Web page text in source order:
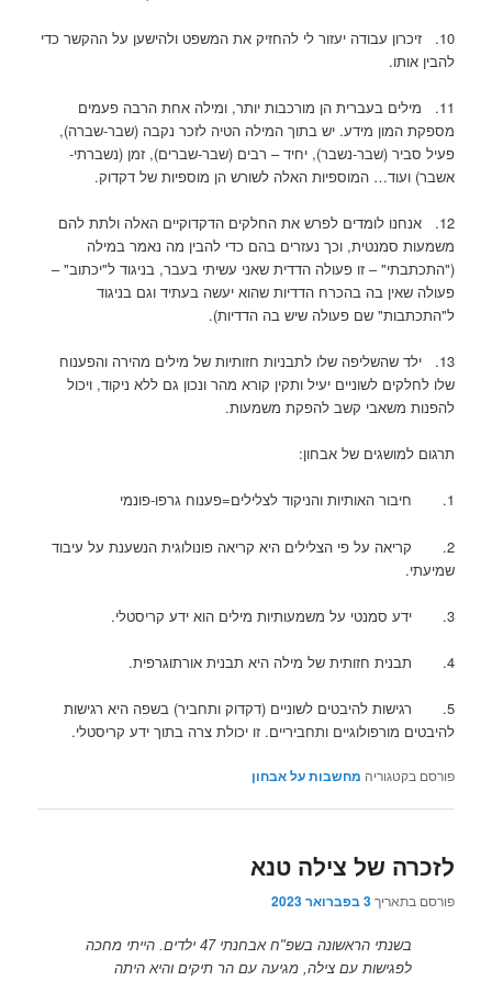
10. זיכרון עבודה יעזור לי להחזיק את המשפט ולהישען על ההקשר כדי
להבין אותו.
11. מילים בעברית הן מורכבות יותר, ומילה אחת הרבה פעמים
מספקת המון מידע. יש בתוך המילה הטיה לזכר נקבה (שבר-שברה),
פעיל סביר (שבר-נשבר), יחיד – רבים (שבר-שברים), זמן (נשברתי-
אשבר) ועוד… המוספיות האלה לשורש הן מוספיות של דקדוק.
12. אנחנו לומדים לפרש את החלקים הדקדוקיים האלה ולתת להם
משמעות סמנטית, וכך נעזרים בהם כדי להבין מה נאמר במילה
("התכתבתי" – זו פעולה הדדית שאני עשיתי בעבר, בניגוד ל"יכתוב" –
פעולה שאין בה בהכרח הדדיות שהוא יעשה בעתיד וגם בניגוד
ל"התכתבות" שם פעולה שיש בה הדדיות).
13. ילד שהשליפה שלו לתבניות חזותיות של מילים מהירה והפענוח
שלו לחלקים לשוניים יעיל ותקין קורא מהר ונכון גם ללא ניקוד, ויכול
להפנות משאבי קשב להפקת משמעות.
תרגום למושגים של אבחון:
1. חיבור האותיות והניקוד לצלילים=פענוח גרפו-פונמי
2. קריאה על פי הצלילים היא קריאה פונולוגית הנשענת על עיבוד
שמיעתי.
3. ידע סמנטי על משמעותיות מילים הוא ידע קריסטלי.
4. תבנית חזותית של מילה היא תבנית אורתוגרפית.
5. רגישות להיבטים לשוניים (דקדוק ותחביר) בשפה היא רגישות
להיבטים מורפולוגיים ותחביריים. זו יכולת צרה בתוך ידע קריסטלי.
פורסם בקטגוריה מחשבות על אבחון
לזכרה של צילה טנא
פורסם בתאריך3 בפברואר 2023
בשנתי הראשונה בשפ"ח אבחנתי 47 ילדים. הייתי מחכה
לפגישות עם צילה, מגיעה עם הר תיקים והיא היתה